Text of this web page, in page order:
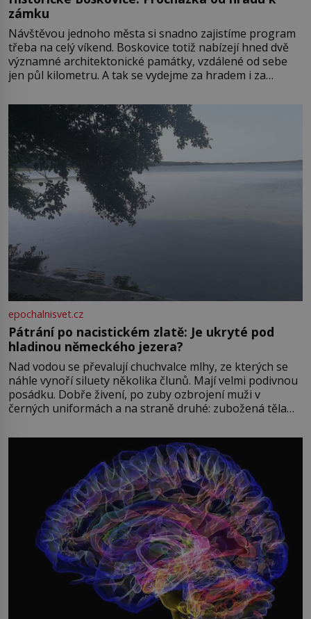
zámku
Návštěvou jednoho města si snadno zajistíme program
třeba na celý víkend. Boskovice totiž nabízejí hned dvě
významné architektonické památky, vzdálené od sebe
jen půl kilometru. A tak se vydejme za hradem i za
Boskovice na okraji Drahanské vrchoviny vznikla někdy
ve13. století, a už v roce 1313 kronikáři zaznamenali
epochalnisvet.cz
Pátrání po nacistickém zlatě: Je ukryté pod
hladinou německého jezera?
Nad vodou se převalují chuchvalce mlhy, ze kterých se
náhle vynoří siluety několika člunů. Mají velmi podivnou
posádku. Dobře živení, po zuby ozbrojení muži v
černých uniformách a na straně druhé: zubožená těla
přízračná scéna znamená? Je jaro roku 1945, druhá
světová válka se chýlí ke konci. Jezero Stolpsee